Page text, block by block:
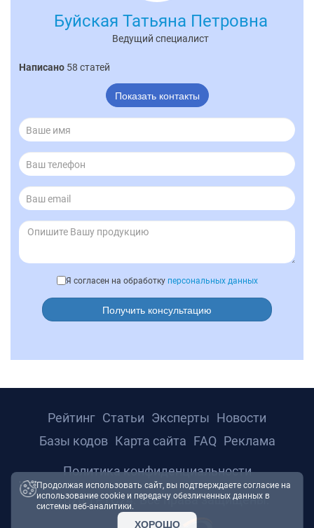
Буйская Татьяна Петровна
Ведущий специалист
Написано 58 статей
Показать контакты
Я согласен на обработку персональных данных
Получить консультацию
© 2026 ТРТС24. Все права защищены.
Рейтинг Статьи Эксперты Новости
Базы кодов Карта сайта FAQ Реклама
Политика конфиденциальности
Продолжая использовать сайт, вы подтверждаете согласие на
использование cookie и передачу обезличенных данных в
системы веб-аналитики.
ХОРОШО